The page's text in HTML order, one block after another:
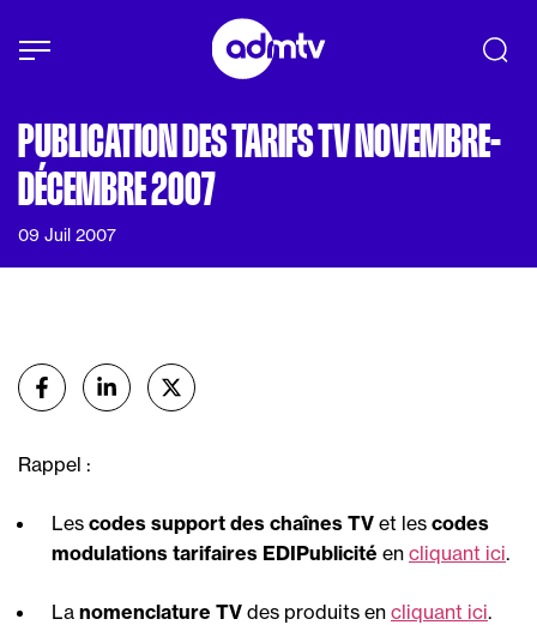
Aller au contenu principal
PUBLICATION DES TARIFS TV NOVEMBRE-
DÉCEMBRE 2007
09 Juil 2007
Partager
sur Facebook
sur Linkedinsur X (Twitter)
Rappel :
Les codes support des chaînes TV et les codes
modulations tarifaires EDIPublicité en cliquant ici.
La nomenclature TV des produits en cliquant ici.
Panneau de gestion des cookies